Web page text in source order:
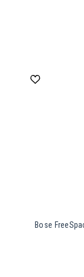
Bose